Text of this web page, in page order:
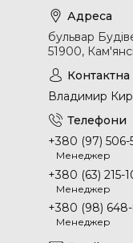
бульвар
51900,
Владимир
+380 (97) 506-
Менеджер
+380 (63) 215-
Менеджер
+380 (98)
Менеджер